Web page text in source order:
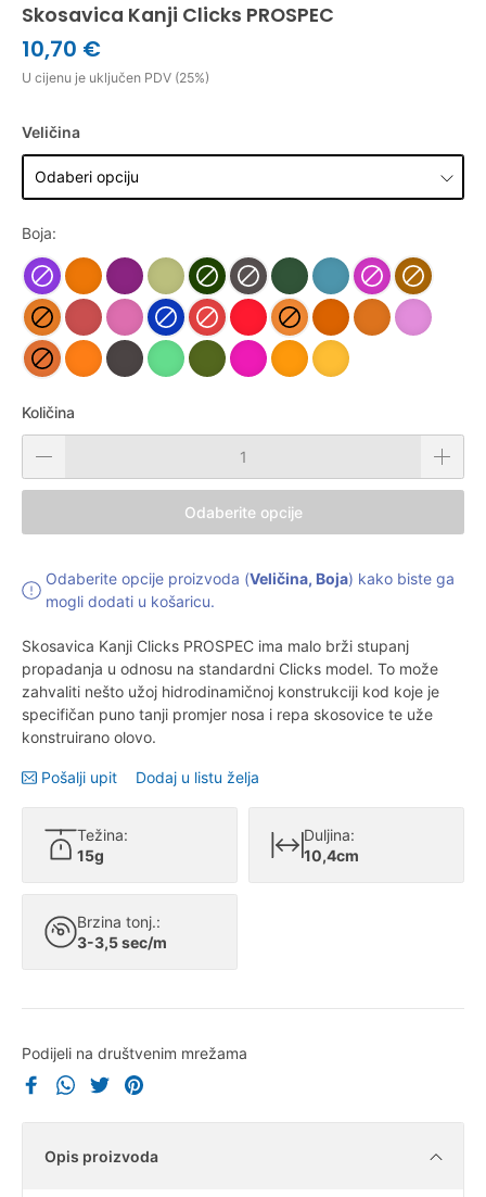
Skosavica Kanji Clicks PROSPEC
10,70 €
U cijenu je uključen PDV (25%)
Veličina
Boja:
Količina
Odaberite opcije
Odaberite opcije proizvoda (Veličina, Boja) kako biste ga
mogli dodati u košaricu.
Skosavica Kanji Clicks PROSPEC ima malo brži stupanj
propadanja u odnosu na standardni Clicks model. To može
zahvaliti nešto užoj hidrodinamičnoj konstrukciji kod koje je
specifičan puno tanji promjer nosa i repa skosovice te uže
konstruirano olovo.
Pošalji upit Dodaj u listu želja
Težina:
15g
Duljina:
10,4cm
Brzina tonj.:
3-3,5 sec/m
Podijeli na društvenim mrežama
Opis proizvoda